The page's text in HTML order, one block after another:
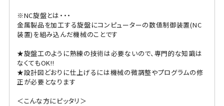
※NC旋盤とは・・・
金属製品を加工する旋盤にコンピューターの数値制御装置(NC
装置)を組み込んだ機械のことです
★旋盤工のように熟練の技術は必要ないので、専門的な知識は
なくてもOK!!
★設計図どおりに仕上げるには機械の微調整やプログラムの修
正が必要となります
＜こんな方にピッタリ＞